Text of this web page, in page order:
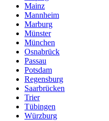
Mainz
Mannheim
Marburg
Münster
München
Osnabrück
Passau
Potsdam
Regensburg
Saarbrücken
Trier
Tübingen
Würzburg